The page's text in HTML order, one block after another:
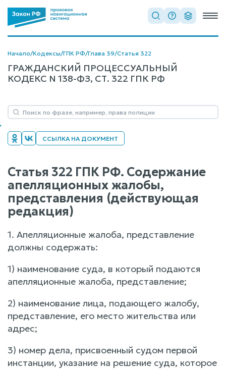
Начало/Кодексы/ГПК РФ/Глава 39/Статья 322
ГРАЖДАНСКИЙ ПРОЦЕССУАЛЬНЫЙ
КОДЕКС N 138-ФЗ, СТ. 322 ГПК РФ
ССЫЛКА НА ДОКУМЕНТ
Статья 322 ГПК РФ. Содержание
апелляционных жалобы,
представления (действующая
редакция)
1. Апелляционные жалоба, представление
должны содержать:
1) наименование суда, в который подаются
апелляционные жалоба, представление;
2) наименование лица, подающего жалобу,
представление, его место жительства или
адрес;
3) номер дела, присвоенный судом первой
инстанции, указание на решение суда, которое